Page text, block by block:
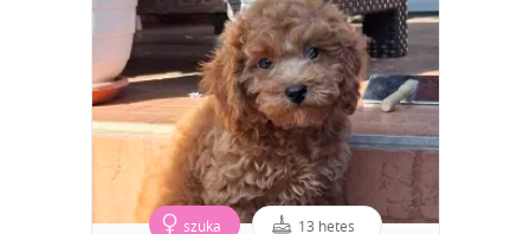
szuka 13 hetes